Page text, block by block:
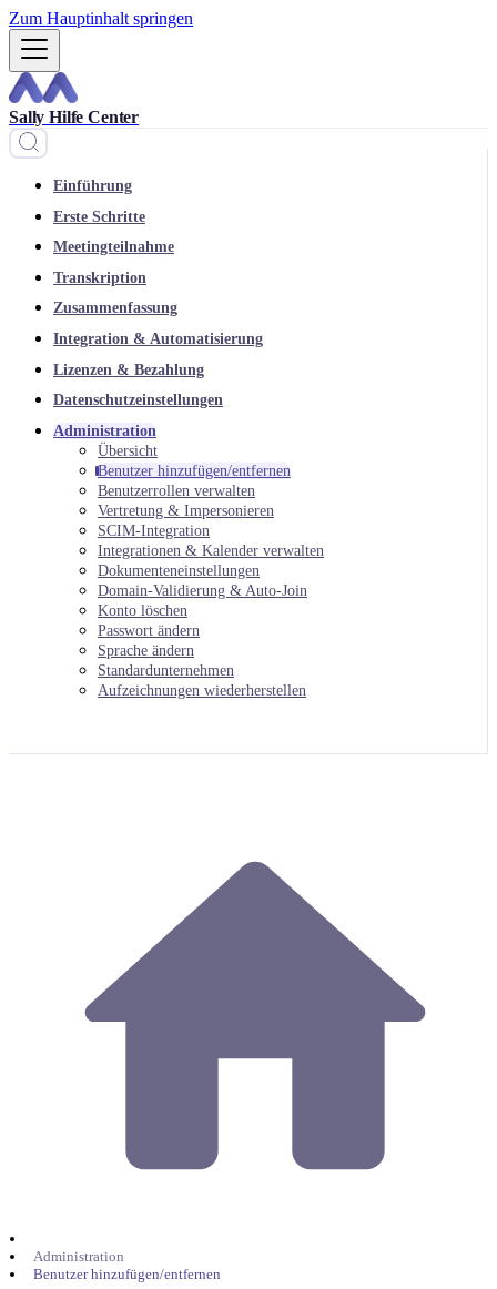
Zum Hauptinhalt springen
Sally Hilfe Center
Einführung
Erste Schritte
Meetingteilnahme
Transkription
Zusammenfassung
Integration & Automatisierung
Lizenzen & Bezahlung
Datenschutzeinstellungen
Administration
Übersicht
Benutzer hinzufügen/entfernen
Benutzerrollen verwalten
Vertretung & Impersonieren
SCIM-Integration
Integrationen & Kalender verwalten
Dokumenteneinstellungen
Domain-Validierung & Auto-Join
Konto löschen
Passwort ändern
Sprache ändern
Standardunternehmen
Aufzeichnungen wiederherstellen
Administration
Benutzer hinzufügen/entfernen